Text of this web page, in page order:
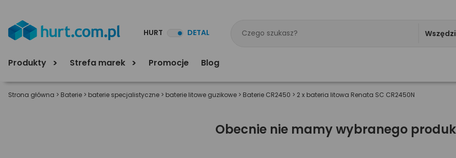
HURT DETAL
Produkty Strefa marek Promocje Blog
Strona główna > Baterie > baterie specjalistyczne > baterie litowe guzikowe > Baterie CR2450 > 2 x bateria litowa Renata SC CR2450N
Obecnie nie mamy wybranego